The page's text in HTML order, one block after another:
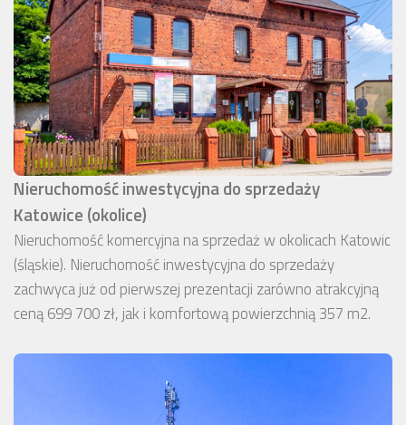
Nieruchomość inwestycyjna do sprzedaży
Katowice (okolice)
Nieruchomość komercyjna na sprzedaż w okolicach Katowic
(śląskie). Nieruchomość inwestycyjna do sprzedaży
zachwyca już od pierwszej prezentacji zarówno atrakcyjną
ceną 699 700 zł, jak i komfortową powierzchnią 357 m2.